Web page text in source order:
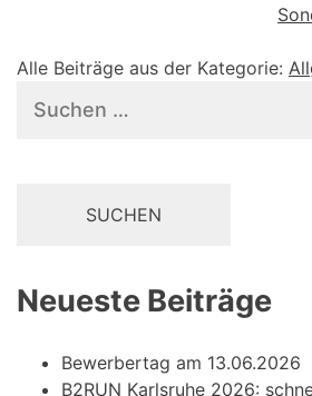
Alle Beiträge aus der Kategorie:
nach:
Neueste Beiträge
Bewerbertag am 13.06.2026
B2RUN Karlsruhe 2026: